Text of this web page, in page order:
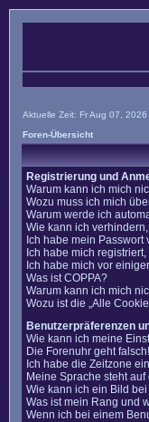
Aktuelle Zeit: Fr Aug 07, 2026
Foren-Übersicht
Registrierung und
Warum kann ich mich
Wozu muss ich mich
Warum werde ich
Wie kann ich
Ich habe mein Passwort
Ich habe mich
Ich habe mich vor
Was ist COPPA?
Warum kann ich mich
Wozu ist die „Alle
Benutzerpräferenzen
Wie kann ich meine
Die Forenuhr geht falsch!
Ich habe die Zeitzone
Meine Sprache steht
Wie kann ich ein Bild
Was ist mein Rang und
Wenn ich bei einem